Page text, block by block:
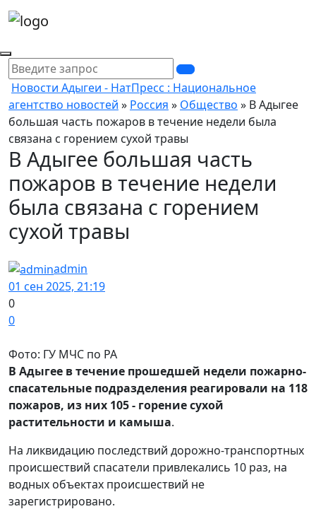
Новости Адыгеи - НатПресс : Национальное
агентство новостей » Россия » Общество » В Адыгее
большая часть пожаров в течение недели была
связана с горением сухой травы
В Адыгее большая часть
пожаров в течение недели
была связана с горением
сухой травы
admin
01 сен 2025, 21:19
0
0
Фото: ГУ МЧС по РА
В Адыгее в течение прошедшей недели пожарно-
спасательные подразделения реагировали на 118
пожаров, из них 105 - горение сухой
растительности и камыша.
На ликвидацию последствий дорожно-транспортных
происшествий спасатели привлекались 10 раз, на
водных объектах происшествий не
зарегистрировано.